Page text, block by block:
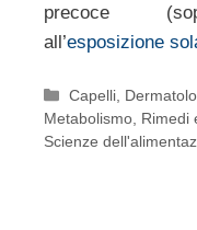
precoce
all’esposizione
Categorie
Capelli
Metabolismo Rimedi
Scienze